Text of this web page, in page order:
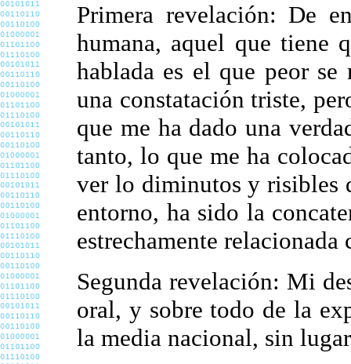
Primera revelación: De
humana, aquel que tiene
hablada es el que peor
una constatación triste,
que me ha dado una
tanto, lo que me ha
ver lo diminutos y risibles
entorno, ha sido la
estrechamente relacionada
Segunda revelación: Mi
oral, y sobre todo de la
la media nacional, sin